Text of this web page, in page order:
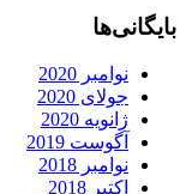
بایگانی‌ها
نوامبر 2020
جولای 2020
ژانویه 2020
آگوست 2019
نوامبر 2018
اکتبر 2018